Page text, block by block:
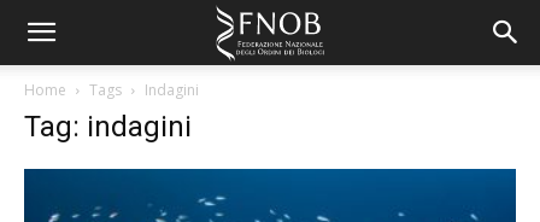
Home Tags Indagini
Tag: indagini